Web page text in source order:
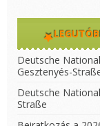
Deutsche
Gesztenyés-
Deutsche
Straße